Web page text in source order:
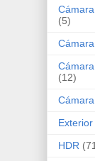
(5)
Cámara
(12)
Exterior
HDR